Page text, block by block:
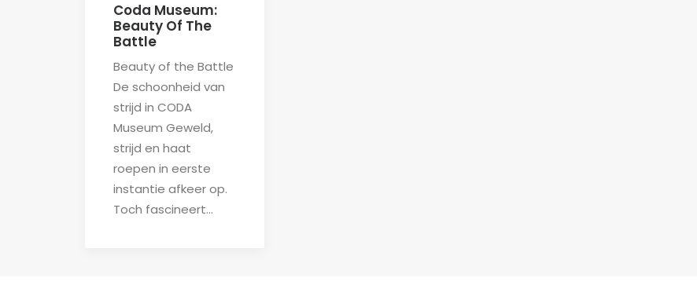
Coda Museum:
Beauty Of The
Battle
Beauty of the Battle
De schoonheid van
strijd in CODA
Museum Geweld,
strijd en haat
roepen in eerste
instantie afkeer op.
Toch fascineert…